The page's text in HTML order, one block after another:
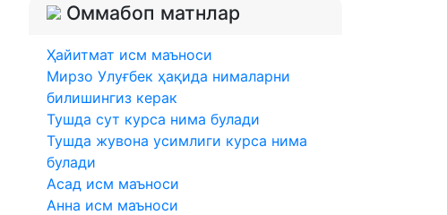
Оммабоп матнлар
Ҳайитмат исм маъноси
Мирзо Улуғбек ҳақида нималарни
билишингиз керак
Тушда сут курса нима булади
Тушда жувона усимлиги курса нима
булади
Асад исм маъноси
Анна исм маъноси